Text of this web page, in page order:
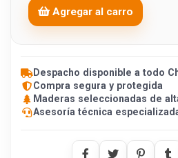
Agregar al carro
Despacho disponible a todo
Compra segura y protegida
Maderas seleccionadas de
Asesoría técnica